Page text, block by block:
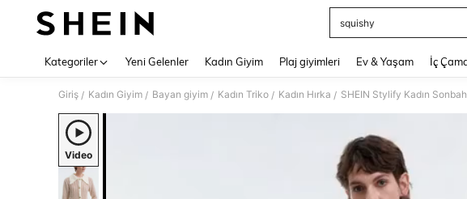
squishy
Kategoriler Yeni Gelenler Kadın Giyim Plaj giyimleri Ev & Yaşam İç
Giriş / Kadın Giyim / Bayan giyim / Kadın Triko / Kadın Hırka / SHEIN Stylify Kadın
Video